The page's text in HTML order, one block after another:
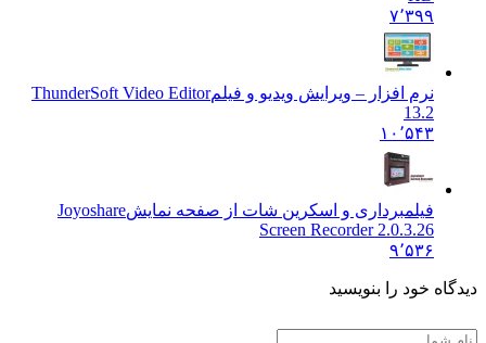
نرم افزار – ویرایش ویدیو و فیلم ThunderSoft Video Editor
۱۰٬۵۴۳
فیلمبرداری و اسکرین شات از صفحه نمایش Joyoshare
Screen Recorder 2.0.3.26
خود را بنویسید